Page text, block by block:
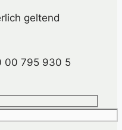
geltend
00 795 930 5